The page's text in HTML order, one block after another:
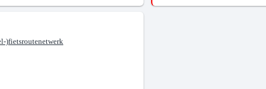
)fietsroutenetwerk